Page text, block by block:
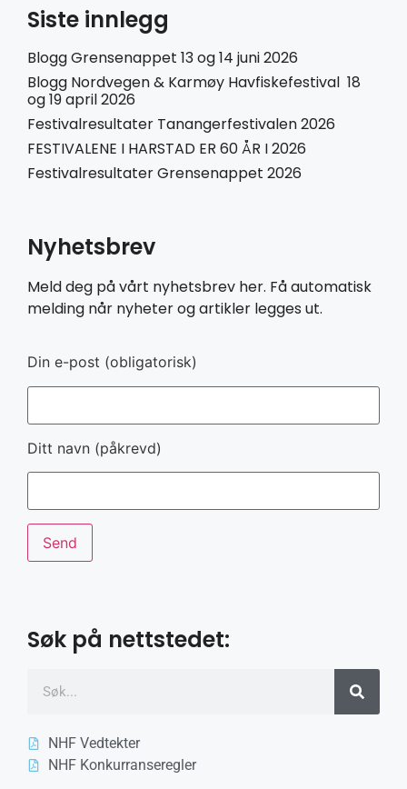
Siste innlegg
Blogg Grensenappet 13 og 14 juni 2026
Blogg Nordvegen & Karmøy Havfiskefestival 18
og 19 april 2026
Festivalresultater Tanangerfestivalen 2026
FESTIVALENE I HARSTAD ER 60 ÅR I 2026
Festivalresultater Grensenappet 2026
Nyhetsbrev
Meld deg på vårt nyhetsbrev her. Få automatisk
melding når nyheter og artikler legges ut.
Din e-post (obligatorisk)
Ditt navn (påkrevd)
Søk på nettstedet:
NHF Vedtekter
NHF Konkurranseregler